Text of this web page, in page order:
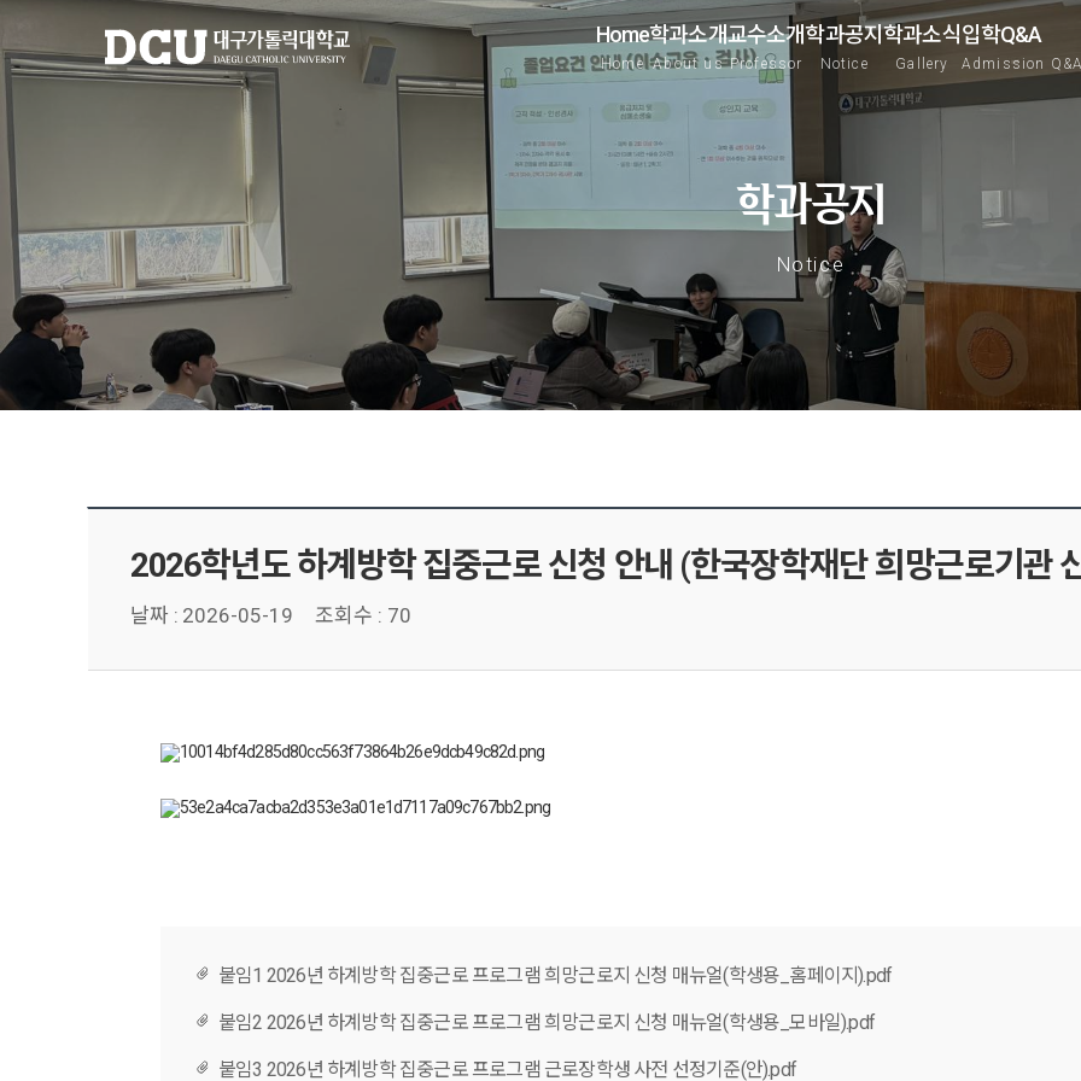
Home
Home
학과소개
About us
교수소개
Professor
학과공지
Notice
학과소식
Gallery
입학Q&A
Admission
학과공지
Notice
2026학년도 하계방학 집중근로 신청 안내 (한국장학재단 희망근로기관
날짜 : 2026-05-19 조회수 : 70
붙임1 2026년 하계방학 집중근로 프로그램 희망근로지 신청 매뉴얼(학생용_홈페이지).pdf
붙임2 2026년 하계방학 집중근로 프로그램 희망근로지 신청 매뉴얼(학생용_모바일).pdf
붙임3 2026년 하계방학 집중근로 프로그램 근로장학생 사전 선정기준(안).pdf